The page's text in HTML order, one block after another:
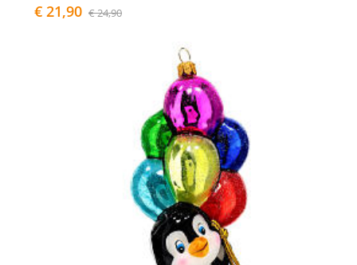
€ 21,90 € 24,90